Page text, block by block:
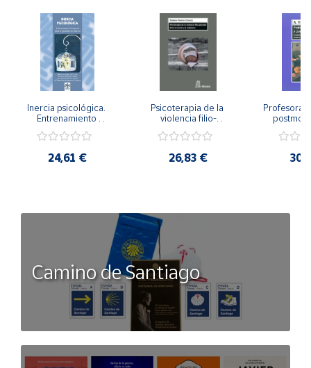
Inercia psicológica.
Entrenamiento
Igualdad de Género.
24,61 €
Psicoterapia de la
violencia filio-
secreto y la
26,83 €
Camino de Santiago